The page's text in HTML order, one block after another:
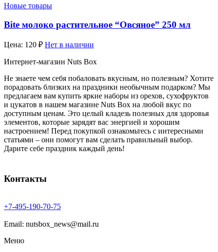
Новые товары
Bite молоко растительное “Овсяное” 250 мл
Цена: 120 ₽ Нет в наличии
Интернет-магазин Nuts Box
Не знаете чем себя побаловать вкусным, но полезным? Хотите
порадовать близких на праздники необычным подарком? Мы
предлагаем вам купить яркие наборы из орехов, сухофруктов
и цукатов в нашем магазине Nuts Box на любой вкус по
доступным ценам. Это целый кладезь полезных для здоровья
элементов, которые зарядят вас энергией и хорошим
настроением! Перед покупкой ознакомьтесь с интересными
статьями – они помогут вам сделать правильный выбор.
Дарите себе праздник каждый день!
Контакты
+7-495-190-70-75
Email: nutsbox_news@mail.ru
Меню